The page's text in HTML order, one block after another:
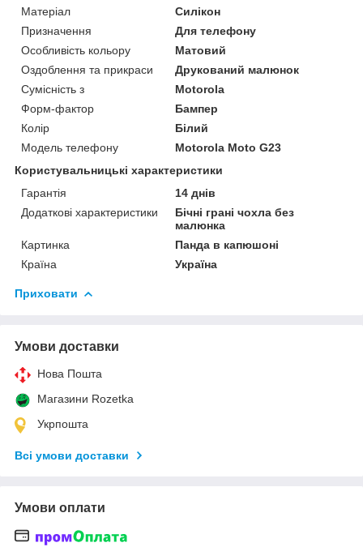
Матеріал
Силікон
Призначення
Для телефону
Особливість кольору
Матовий
Оздоблення та прикраси
Друкований малюнок
Сумісність з
Motorola
Форм-фактор
Бампер
Колір
Білий
Модель телефону
Motorola Moto G23
Користувальницькі характеристики
Гарантія
14 днів
Додаткові характеристики
Бічні грані чохла без
малюнка
Картинка
Панда в капюшоні
Країна
Україна
Приховати
Умови доставки
Нова Пошта
Магазини Rozetka
Укрпошта
Всі умови доставки
Умови оплати